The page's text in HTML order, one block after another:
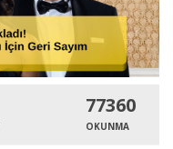
77360
OKUNMA